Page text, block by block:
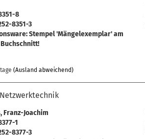
8
8351-3
Stempel 'Mängelexemplar' am
(Ausland abweichend)
Franz-Joachim
1
8377-3